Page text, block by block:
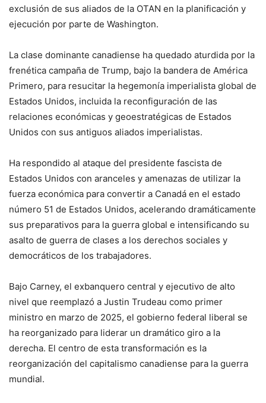
exclusión de sus aliados de la OTAN en la planificación y
ejecución por parte de Washington.
La clase dominante canadiense ha quedado aturdida por la
frenética campaña de Trump, bajo la bandera de América
Primero, para resucitar la hegemonía imperialista global de
Estados Unidos, incluida la reconfiguración de las
relaciones económicas y geoestratégicas de Estados
Unidos con sus antiguos aliados imperialistas.
Ha respondido al ataque del presidente fascista de
Estados Unidos con aranceles y amenazas de utilizar la
fuerza económica para convertir a Canadá en el estado
número 51 de Estados Unidos, acelerando dramáticamente
sus preparativos para la guerra global e intensificando su
asalto de guerra de clases a los derechos sociales y
democráticos de los trabajadores.
Bajo Carney, el exbanquero central y ejecutivo de alto
nivel que reemplazó a Justin Trudeau como primer
ministro en marzo de 2025, el gobierno federal liberal se
ha reorganizado para liderar un dramático giro a la
derecha. El centro de esta transformación es la
reorganización del capitalismo canadiense para la guerra
mundial.